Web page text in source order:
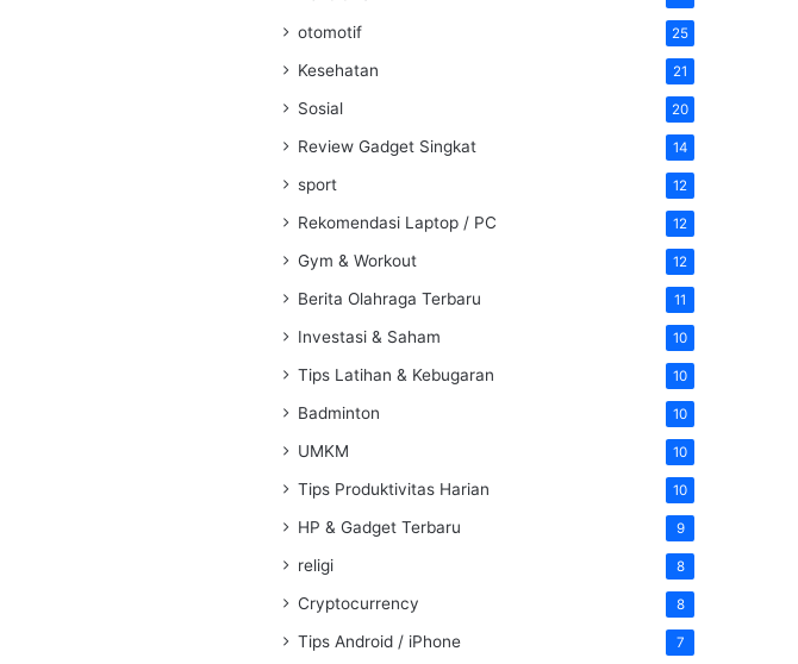
otomotif 25
Kesehatan 21
Sosial 20
Review Gadget Singkat 14
sport 12
Rekomendasi Laptop / PC 12
Gym & Workout 12
Berita Olahraga Terbaru 11
Investasi & Saham 10
Tips Latihan & Kebugaran 10
Badminton 10
UMKM 10
Tips Produktivitas Harian 10
HP & Gadget Terbaru 9
religi 8
Cryptocurrency 8
Tips Android / iPhone 7